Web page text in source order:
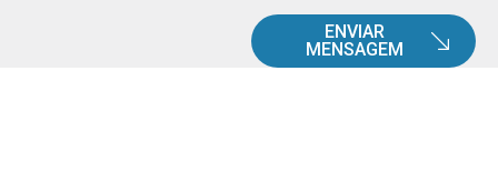
ENVIAR
MENSAGEM